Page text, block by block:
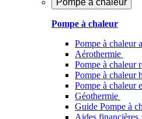
Pompe à chaleur
Pompe à chaleur
Pompe à chaleur
Aérothermie
Pompe à chaleur
Pompe à chaleur
Pompe à chaleur​
Géothermie
Guide Pompe à